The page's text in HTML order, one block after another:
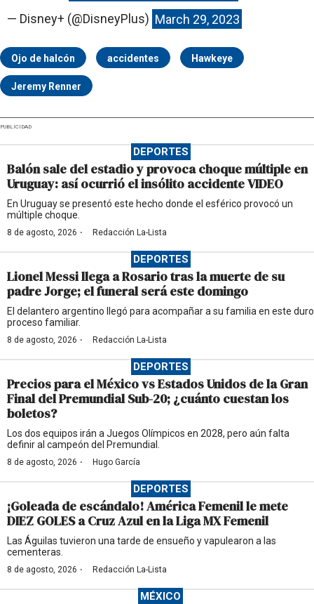
— Disney+ (@DisneyPlus) March 29, 2023
Ojo de halcón accidentes Hawkeye
Jeremy Renner
PUBLICIDAD
DEPORTES
Balón sale del estadio y provoca choque múltiple en
Uruguay: así ocurrió el insólito accidente VIDEO
En Uruguay se presentó este hecho donde el esférico provocó un
múltiple choque.
8 de agosto, 2026 · Redacción La-Lista
DEPORTES
Lionel Messi llega a Rosario tras la muerte de su
padre Jorge; el funeral será este domingo
El delantero argentino llegó para acompañar a su familia en este duro
proceso familiar.
8 de agosto, 2026 · Redacción La-Lista
DEPORTES
Precios para el México vs Estados Unidos de la Gran
Final del Premundial Sub-20; ¿cuánto cuestan los
boletos?
Los dos equipos irán a Juegos Olímpicos en 2028, pero aún falta
definir al campeón del Premundial.
8 de agosto, 2026 · Hugo García
DEPORTES
¡Goleada de escándalo! América Femenil le mete
DIEZ GOLES a Cruz Azul en la Liga MX Femenil
Las Águilas tuvieron una tarde de ensueño y vapulearon a las
cementeras.
8 de agosto, 2026 · Redacción La-Lista
MÉXICO